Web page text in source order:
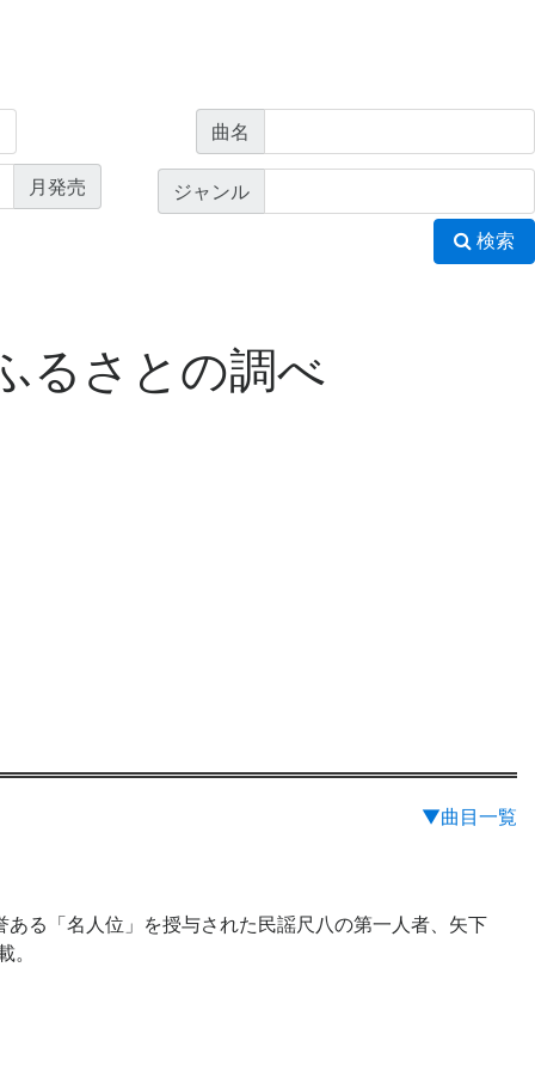
曲名
月発売 ジャンル
検索
るさとの調べ
▼曲目一覧
る「名人位」を授与された民謡尺八の第一人者、矢下